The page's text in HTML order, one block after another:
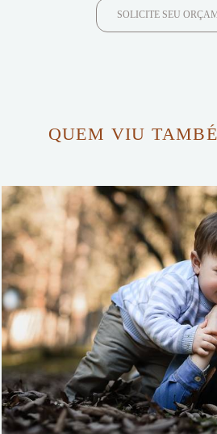
SOLICITE SEU
QUEM VIU
1449